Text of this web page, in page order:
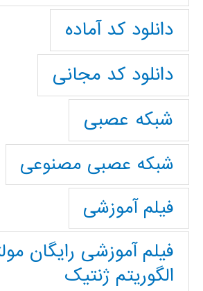
دانلود کد آماده
دانلود کد مجانی
شبکه عصبی
شبکه عصبی مصنوعی
فیلم آموزشی
فیلم آموزشی رایگان
الگوریتم ژنتیک